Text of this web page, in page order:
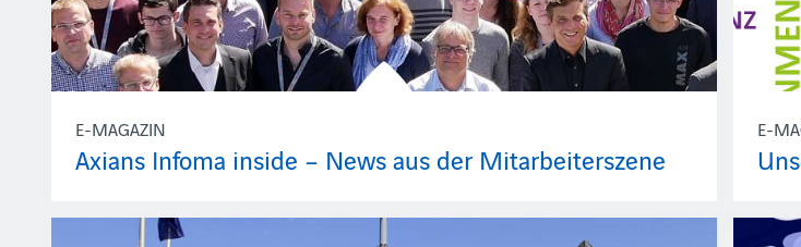
E-MAGAZIN
Axians Infoma inside – News aus der Mitarbeiterszene
E-